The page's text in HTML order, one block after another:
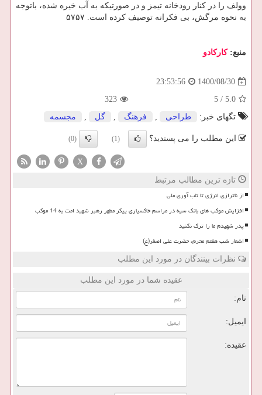
وولف را در کنار رودخانه تیمز و در صورتیکه به آب خیره شده، باتوجه
به نحوه مرگش، بی فکرانه توصیف کرده است. ۵۷۵۷
منبع:كاركادو
1400/08/30
23:53:56
5.0
/
5
323
تگهای خبر:
طراحی , فرهنگ , گل , مجسمه
این مطلب را می پسندید؟ (1)
(0)
X
تازه ترین مطالب مرتبط
از ناترازی انرژی تا تاب آوری ملی
افزایش موکب های بانک سپه در مراسم خاکسپاری پیکر مطهر رهبر شهید امت به 14 موکب
پدر شهیدم ما را ترک نکنید
اشعار شب هفتم محرم، حضرت علی اصغر(ع)
نظرات بینندگان در مورد این مطلب
عقیده شما در مورد این مطلب
نام:
ایمیل:
عقیده: